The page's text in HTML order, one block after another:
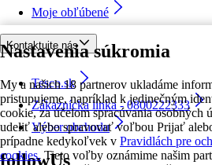
Nastavenia súkromia
My a našich 18 partnerov ukladáme
pristupujeme, napríklad k jedinečným
cookie, za účelom spracúvania osobných
udeliť alebo spravovať voľbou Prijať
prípadne kedykoľvek v Pravidlách pre
cookies. Tieto voľby oznámime našim
Moje obľúbené
Kontaktujte nás
Tesco.sk
Zákaznícka linka - 0800222333
Výber obchodu
followUs